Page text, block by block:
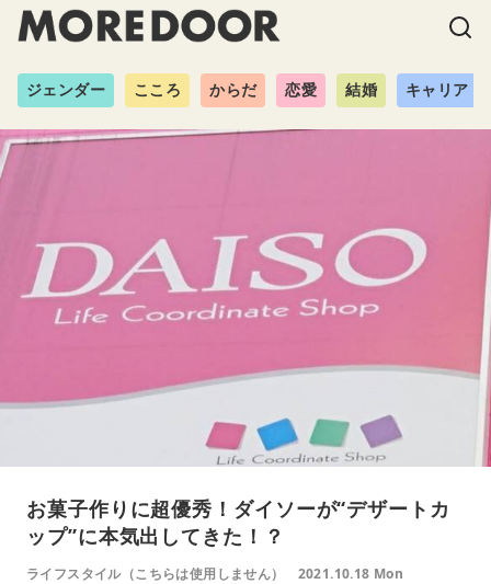
ジェンダー こころ からだ 恋愛 結婚 キャリア
お菓子作りに超優秀！ダイソーが“デザートカ
ップ”に本気出してきた！？
ライフスタイル（こちらは使用しません） 2021.10.18 Mon